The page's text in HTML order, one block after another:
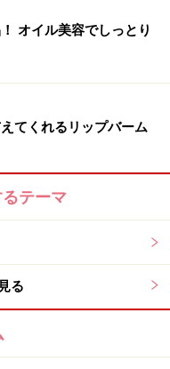
たっぷりつけてもす
すぎるパッティング
かえって逆効果にな
ップさせる洗顔やス
手に入れましょう！
実践してみてくださ
すぎない洗顔
オイル美容でしっとり
てくれるリップバーム
テーマ
る